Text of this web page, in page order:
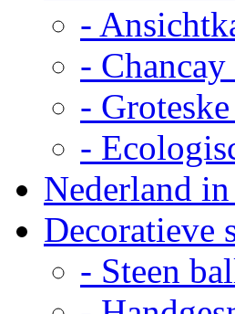
-
- Chancay
-
-
Nederland
Decoratieve
- Steen